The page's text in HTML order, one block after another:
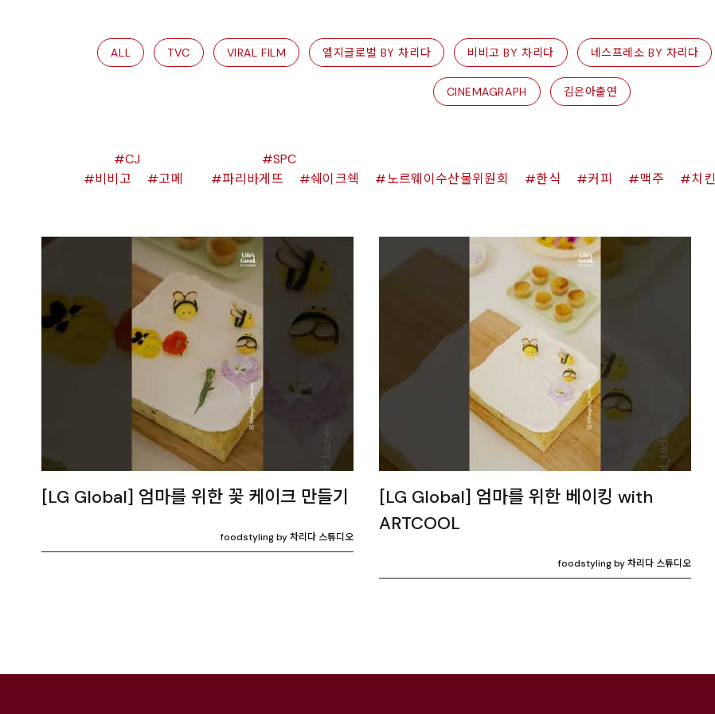
ALL TVC VIRAL FILM 엘지글로벌 BY 차리다 비비고 BY 차리다 네스프레소 BY 차리다
CINEMAGRAPH 김은아출연
CJ
비비고
고메
SPC
파리바게뜨
쉐이크쉑 노르웨이수산물위원회 한식 커피 맥주 치킨
[LG Global] 엄마를 위한 꽃 케이크 만들기
foodstyling by 차리다 스튜디오
[LG Global] 엄마를 위한 베이킹 with
ARTCOOL
foodstyling by 차리다 스튜디오